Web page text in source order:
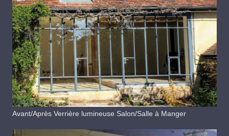
Avant/Après Verrière lumineuse Salon/Salle à Manger